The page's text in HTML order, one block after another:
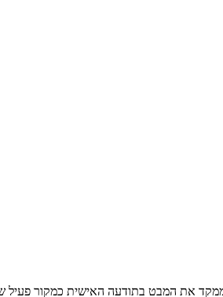
את המבט בתודעה האישית כמקור פעיל